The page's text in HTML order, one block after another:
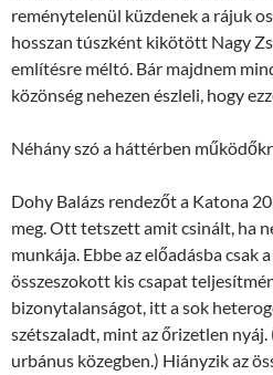
reménytelenül küzdenek a rájuk
hosszan túszként kikötött Nagy
említésre méltó. Bár majdnem
közönség nehezen észleli, hogy
Néhány szó a háttérben
Dohy Balázs rendezőt a Katona
meg. Ott tetszett amit csinált, ha
munkája. Ebbe az előadásba csak
összeszokott kis csapat
bizonytalanságot, itt a sok
szétszaladt, mint az őrizetlen nyáj.
urbánus közegben.) Hiányzik az